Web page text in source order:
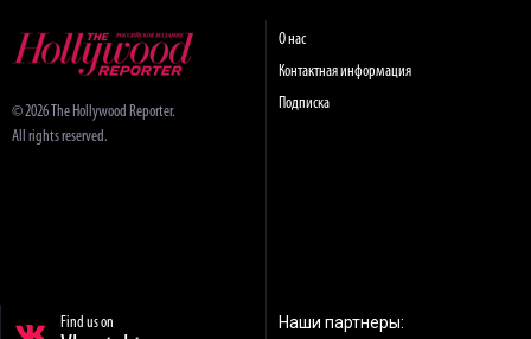
© 2026 The Hollywood Reporter.
All rights reserved.
О нас
Контактная информация
Подписка
Find us on Наши партнеры: